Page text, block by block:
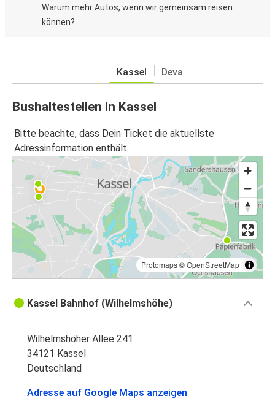
Warum mehr Autos, wenn wir gemeinsam reisen
können?
Kassel Deva
Bushaltestellen in Kassel
Bitte beachte, dass Dein Ticket die aktuellste
Adressinformation enthält.
Protomaps©OpenStreetMap
Kassel Bahnhof (Wilhelmshöhe)
Wilhelmshöher Allee 241
34121 Kassel
Deutschland
Adresse auf Google Maps anzeigen